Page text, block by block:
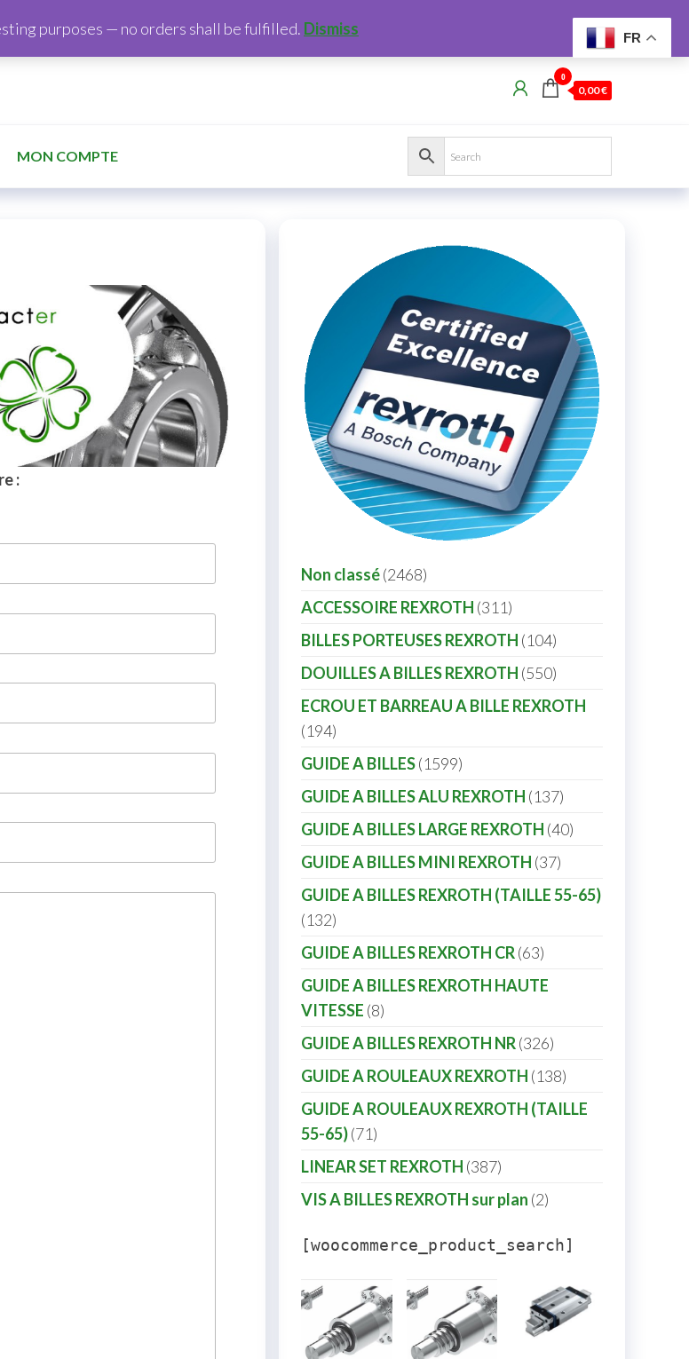
0
0,00 €
MON COMPTE
:
Non classé 2468
ACCESSOIRE REXROTH 311
BILLES PORTEUSES REXROTH 104
DOUILLES A BILLES REXROTH 550
ECROU ET BARREAU A BILLE REXROTH
194
GUIDE A BILLES 1599
GUIDE A BILLES ALU REXROTH 137
GUIDE A BILLES LARGE REXROTH 40
GUIDE A BILLES MINI REXROTH 37
GUIDE A BILLES REXROTH (TAILLE 55-65)
132
GUIDE A BILLES REXROTH CR 63
GUIDE A BILLES REXROTH HAUTE
VITESSE 8
GUIDE A BILLES REXROTH NR 326
GUIDE A ROULEAUX REXROTH 138
GUIDE A ROULEAUX REXROTH (TAILLE
55-65) 71
LINEAR SET REXROTH 387
VIS A BILLES REXROTH sur plan 2
[woocommerce_product_search]
FR
purposes — no orders shall be fulfilled. Dismiss